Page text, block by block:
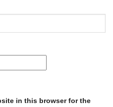
in this browser for the